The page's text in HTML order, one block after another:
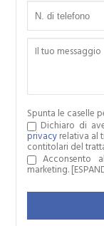
Spunta le caselle
Dichiaro di
privacyrelativa al
contitolari del
Acconsento
marketing.